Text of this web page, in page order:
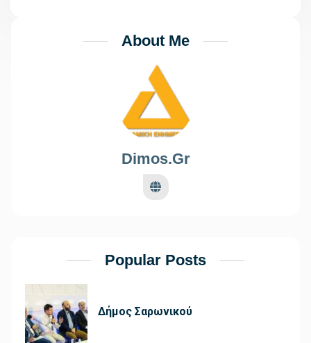
About Me
Dimos.gr
Popular Posts
Δήμος Σαρωνικού